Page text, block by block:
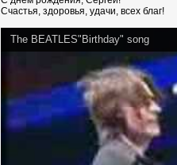
Счастья, здоровья, удачи, всех благ!
The BEATLES"Birthday" song